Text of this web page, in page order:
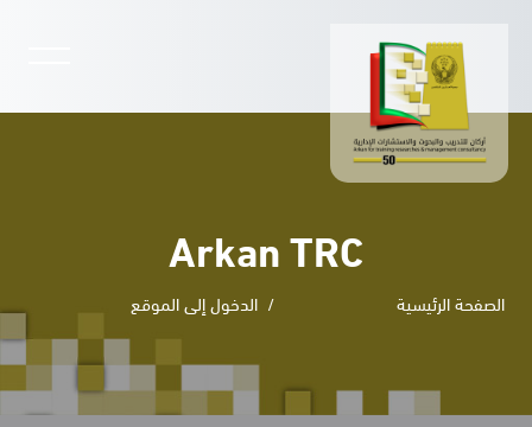
الدورات Open submenu
دورات الدبلوم
الأسئلة الشائعة
السياسات
Arkan TRC
الصفحة الرئيسية الدخول إلى الموقع